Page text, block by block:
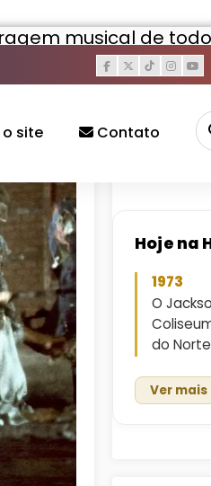
site Contato
musical de
Hoje na
1973
O
do
Ver mais